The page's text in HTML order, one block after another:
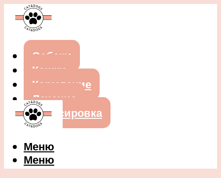
Собаки
Кошки
Кормление
Лечение
Дрессировка
Меню
Меню